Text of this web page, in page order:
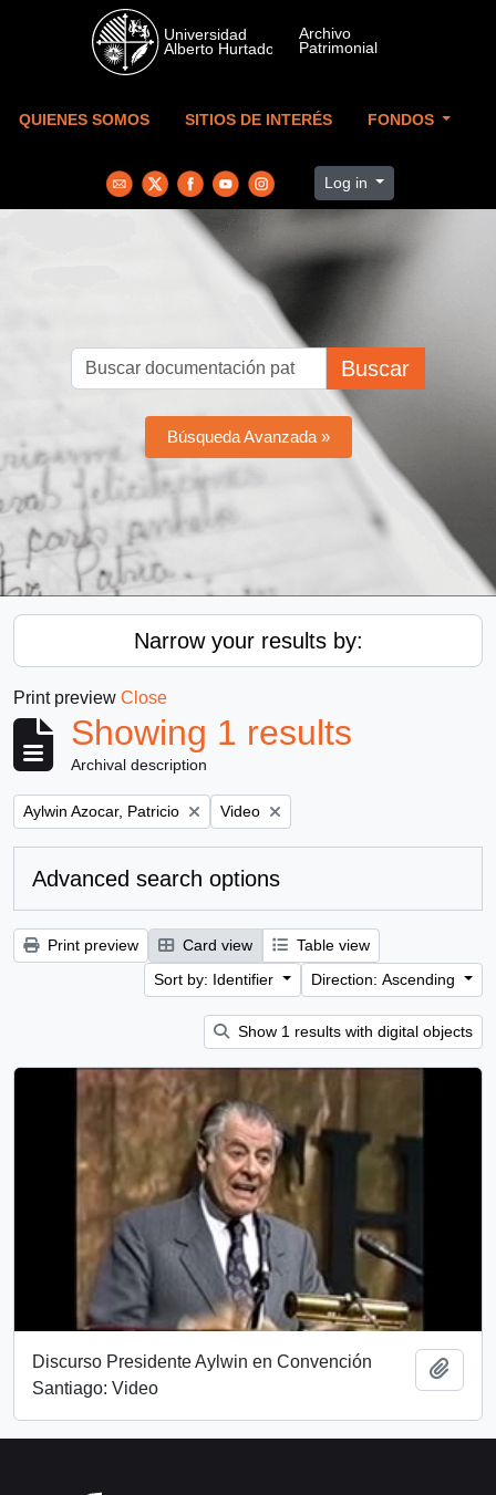
Skip to main content
QUIENES SOMOS SITIOS DE INTERÉS FONDOS
Log in
Buscar
Búsqueda Avanzada »
Narrow your results by:
Print preview Close
Showing 1 results
Archival description
Remove filter:
Aylwin Azocar, Patricio Remove filter:
Video
Advanced search options
Print preview Card view
Table view
Sort by: Identifier
Direction: Ascending
Show 1 results with digital objects
Discurso Presidente Aylwin en Convención
Santiago: Video